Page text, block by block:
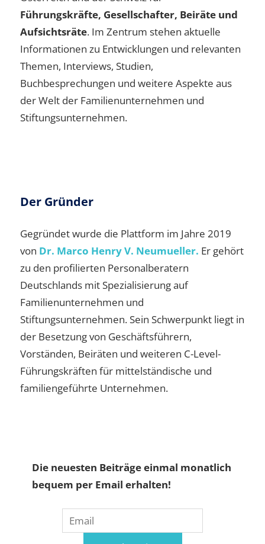
Führungskräfte, Gesellschafter, Beiräte und
Aufsichtsräte. Im Zentrum stehen aktuelle
Informationen zu Entwicklungen und relevanten
Themen, Interviews, Studien,
Buchbesprechungen und weitere Aspekte aus
der Welt der Familienunternehmen und
Stiftungsunternehmen.
Der Gründer
Gegründet wurde die Plattform im Jahre 2019
von Dr. Marco Henry V. Neumueller. Er gehört
zu den profilierten Personalberatern
Deutschlands mit Spezialisierung auf
Familienunternehmen und
Stiftungsunternehmen. Sein Schwerpunkt liegt in
der Besetzung von Geschäftsführern,
Vorständen, Beiräten und weiteren C-Level-
Führungskräften für mittelständische und
familiengeführte Unternehmen.
Die neuesten Beiträge einmal monatlich
bequem per Email erhalten!